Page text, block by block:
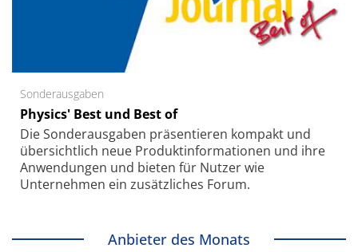
Sonderausgaben
Physics' Best und Best of
Die Sonder­ausgaben präsentieren kompakt und
übersichtlich neue Produkt­informationen und ihre
Anwendungen und bieten für Nutzer wie
Unternehmen ein zusätzliches Forum.
Anbieter des Monats